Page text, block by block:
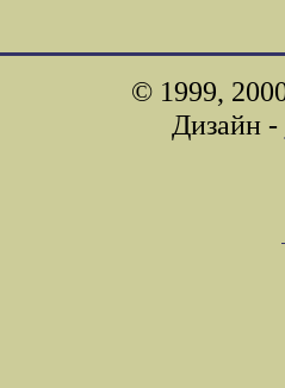
© 1999,
Дизайн -